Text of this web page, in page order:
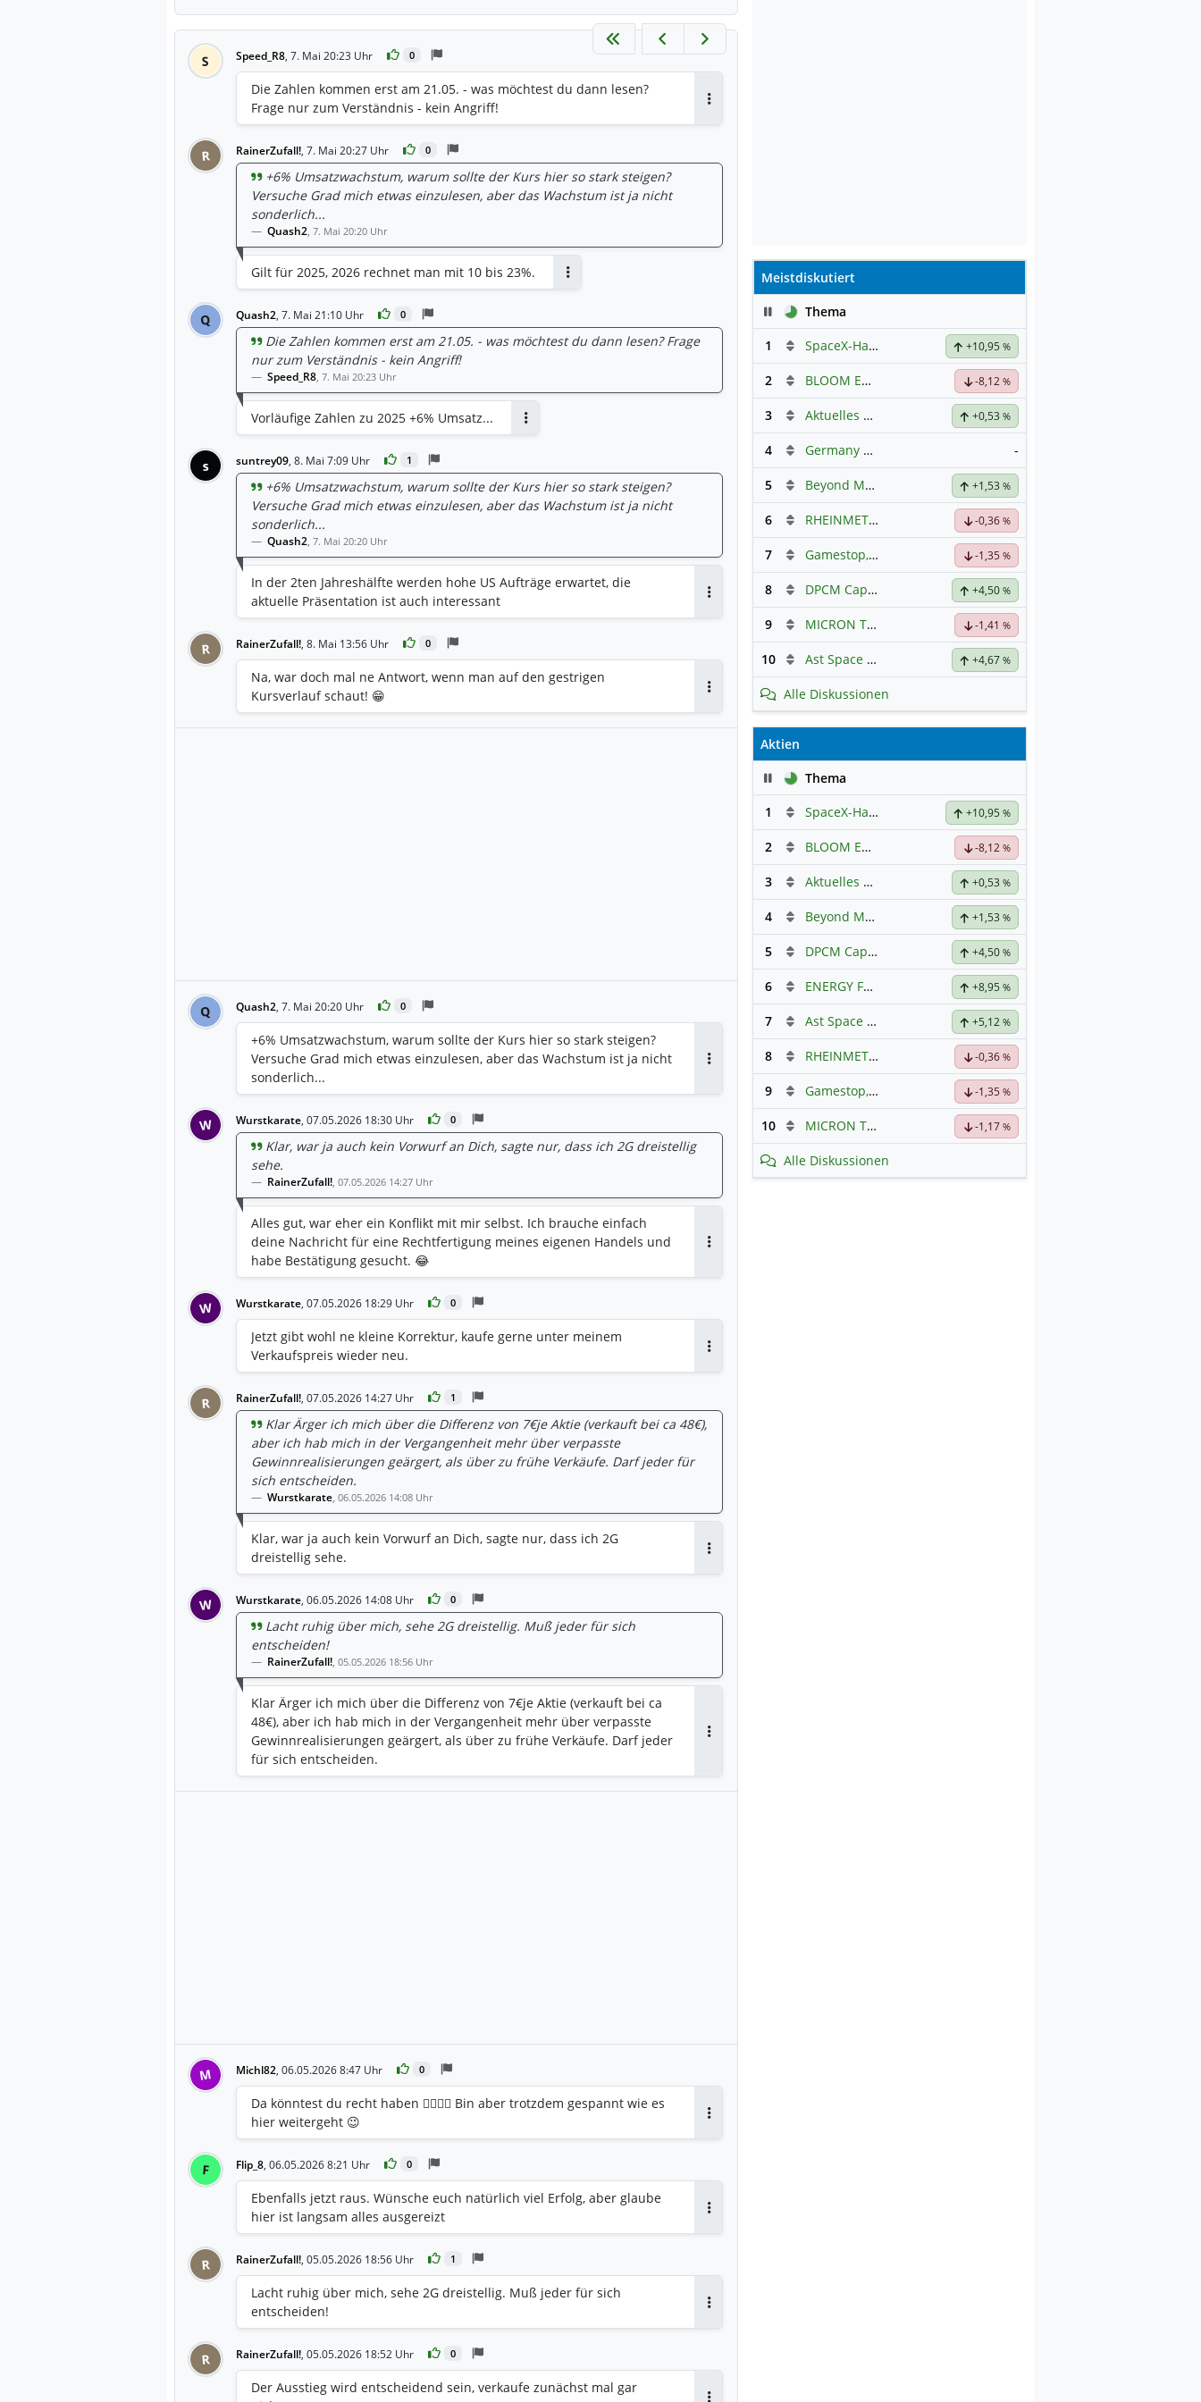
S Speed_R8, 7. Mai 20:23 Uhr 0
Die Zahlen kommen erst am 21.05. - was möchtest du dann lesen?
Frage nur zum Verständnis - kein Angriff!
R RainerZufall!, 7. Mai 20:27 Uhr 0
+6% Umsatzwachstum, warum sollte der Kurs hier so stark steigen?
Versuche Grad mich etwas einzulesen, aber das Wachstum ist ja nicht
sonderlich...
Quash2, 7. Mai 20:20 Uhr
Gilt für 2025, 2026 rechnet man mit 10 bis 23%.
Q Quash2, 7. Mai 21:10 Uhr 0
Die Zahlen kommen erst am 21.05. - was möchtest du dann lesen? Frage
nur zum Verständnis - kein Angriff!
Speed_R8, 7. Mai 20:23 Uhr
Vorläufige Zahlen zu 2025 +6% Umsatz...
s suntrey09, 8. Mai 7:09 Uhr 1
+6% Umsatzwachstum, warum sollte der Kurs hier so stark steigen?
Versuche Grad mich etwas einzulesen, aber das Wachstum ist ja nicht
sonderlich...
Quash2, 7. Mai 20:20 Uhr
In der 2ten Jahreshälfte werden hohe US Aufträge erwartet, die
aktuelle Präsentation ist auch interessant
Antworten
R RainerZufall!, 8. Mai 13:56 Uhr 0
Na, war doch mal ne Antwort, wenn man auf den gestrigen
Kursverlauf schaut! 😁
Q Quash2, 7. Mai 20:20 Uhr 0
+6% Umsatzwachstum, warum sollte der Kurs hier so stark steigen?
Versuche Grad mich etwas einzulesen, aber das Wachstum ist ja nicht
sonderlich...
Antworten
W Wurstkarate, 07.05.2026 18:30 Uhr 0
Klar, war ja auch kein Vorwurf an Dich, sagte nur, dass ich 2G dreistellig
sehe.
RainerZufall!, 07.05.2026 14:27 Uhr
Alles gut, war eher ein Konflikt mit mir selbst. Ich brauche einfach
deine Nachricht für eine Rechtfertigung meines eigenen Handels und
habe Bestätigung gesucht. 😂
W Wurstkarate, 07.05.2026 18:29 Uhr 0
Jetzt gibt wohl ne kleine Korrektur, kaufe gerne unter meinem
Verkaufspreis wieder neu.
R RainerZufall!, 07.05.2026 14:27 Uhr 1
Klar Ärger ich mich über die Differenz von 7€je Aktie (verkauft bei ca 48€),
aber ich hab mich in der Vergangenheit mehr über verpasste
Gewinnrealisierungen geärgert, als über zu frühe Verkäufe. Darf jeder für
sich entscheiden.
Wurstkarate, 06.05.2026 14:08 Uhr
Klar, war ja auch kein Vorwurf an Dich, sagte nur, dass ich 2G
dreistellig sehe.
W Wurstkarate, 06.05.2026 14:08 Uhr 0
Lacht ruhig über mich, sehe 2G dreistellig. Muß jeder für sich
entscheiden!
RainerZufall!, 05.05.2026 18:56 Uhr
Klar Ärger ich mich über die Differenz von 7€je Aktie (verkauft bei ca
48€), aber ich hab mich in der Vergangenheit mehr über verpasste
Gewinnrealisierungen geärgert, als über zu frühe Verkäufe. Darf jeder
für sich entscheiden.
M Michl82, 06.05.2026 8:47 Uhr 0
Da könntest du recht haben 👍🏻👍🏻 Bin aber trotzdem gespannt wie es
hier weitergeht 😉
F Flip_8, 06.05.2026 8:21 Uhr 0
Ebenfalls jetzt raus. Wünsche euch natürlich viel Erfolg, aber glaube
hier ist langsam alles ausgereizt
R RainerZufall!, 05.05.2026 18:56 Uhr 1
Lacht ruhig über mich, sehe 2G dreistellig. Muß jeder für sich
entscheiden!
R RainerZufall!, 05.05.2026 18:52 Uhr 0
Der Ausstieg wird entscheidend sein, verkaufe zunächst mal gar
Meistdiskutiert
PauseThema
1
SpaceX-Haupt-Hauptforum +10,95 %
2 BLOOM ENERGY A Hauptdiskussion
-8,12%
3 Aktuelles zu Almonty Industries +0,53 %
4 Germany 40 / DAX Prognose -
5 Beyond Meat Hauptdiskussion +1,53 %
6 RHEINMETALL Hauptdiskussion-0,36%
7 Gamestop, das Ende naht -1,35%
8 DPCM Capital Hauptdiskussion +4,50%
9 MICRON TECHNOLOGY Hauptdiskussion
-1,41 %
10 Ast Space Mobile +4,67%
Alle Diskussionen
Aktien
PauseThema
1
SpaceX-Haupt-Hauptforum +10,95 %
2 BLOOM ENERGY A Hauptdiskussion
-8,12%
3 Aktuelles zu Almonty Industries +0,53 %
4 Beyond Meat Hauptdiskussion +1,53 %
5 DPCM Capital Hauptdiskussion +4,50%
6 ENERGY FUELS Hauptdiskussion+8,95 %
7 Ast Space Mobile +5,12%
8 RHEINMETALL Hauptdiskussion-0,36%
9 Gamestop, das Ende naht -1,35%
10 MICRON TECHNOLOGY Hauptdiskussion
-1,17%
Alle Diskussionen